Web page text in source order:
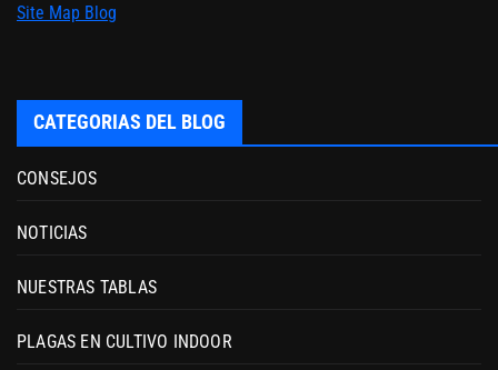
Site Map Blog
CATEGORIAS DEL BLOG
CONSEJOS
NOTICIAS
NUESTRAS TABLAS
PLAGAS EN CULTIVO INDOOR